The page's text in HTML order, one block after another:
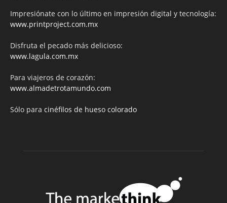
Impresiónate con lo último en impresión digital y tecnología:
www.printproject.com.mx
Disfruta el pecado más delicioso:
www.lagula.com.mx
Para viajeros de corazón:
www.almadetrotamundo.com
Sólo para cinéfilos de hueso colorado